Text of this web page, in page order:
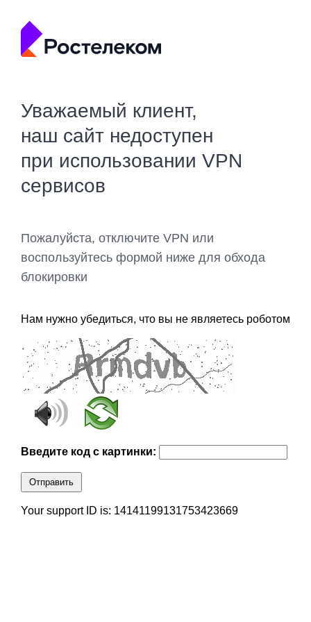
Уважаемый клиент,
наш сайт недоступен
при использовании VPN
сервисов
Пожалуйста, отключите VPN или
воспользуйтесь формой ниже для обхода
блокировки
Нам нужно убедиться, что вы не являетесь роботом
Введите код с картинки:
Отправить
Your support ID is: 14141199131753423669